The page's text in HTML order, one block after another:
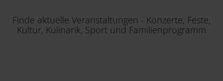
Finde aktuelle Veranstaltungen - Konzerte, Feste,
Kultur, Kulinarik, Sport und Familienprogramm